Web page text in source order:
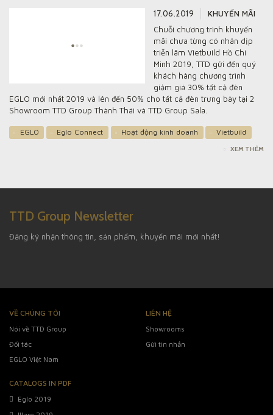
17.06.2019
KHUYẾN MÃI
Chuỗi chương trình khuyến
mãi chưa từng có nhân dịp
triễn lãm Vietbuild Hồ Chí
Minh 2019, TTD gửi đến quý
khách hàng chương trình
giảm giá 30% tất cả đèn
EGLO mới nhất 2019 và lên đến 50% cho tất cả đèn trưng bày tại 2
Showroom TTD Group Thành Thái và TTD Group Sala.
EGLO Eglo Connect Hoạt động kinh doanh Vietbuild
XEM THÊM
TTD Group Newsletter
Đăng ký nhận thông tin, sản phẩm, khuyến mãi mới nhất!
VỀ CHÚNG TÔI
Nói về TTD Group
Đối tác
EGLO Việt Nam
LIÊN HỆ
Showrooms
Gửi tin nhắn
CATALOGS IN PDF
Eglo 2019